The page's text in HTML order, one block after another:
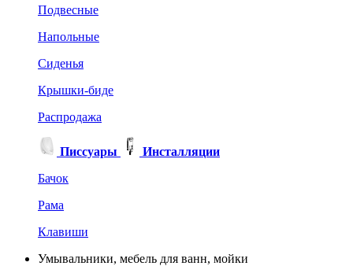
Подвесные
Напольные
Сиденья
Крышки-биде
Распродажа
Писсуары
Инсталляции
Бачок
Рама
Клавиши
Умывальники, мебель для ванн, мойки